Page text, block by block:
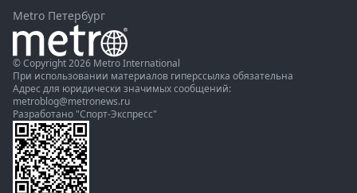
Metro Петербург
© Copyright 2026 Metro International
При использовании материалов гиперссылка обязательна
Адрес для юридически значимых сообщений:
metroblog@metronews.ru
Разработано "Спорт-Экспресс"